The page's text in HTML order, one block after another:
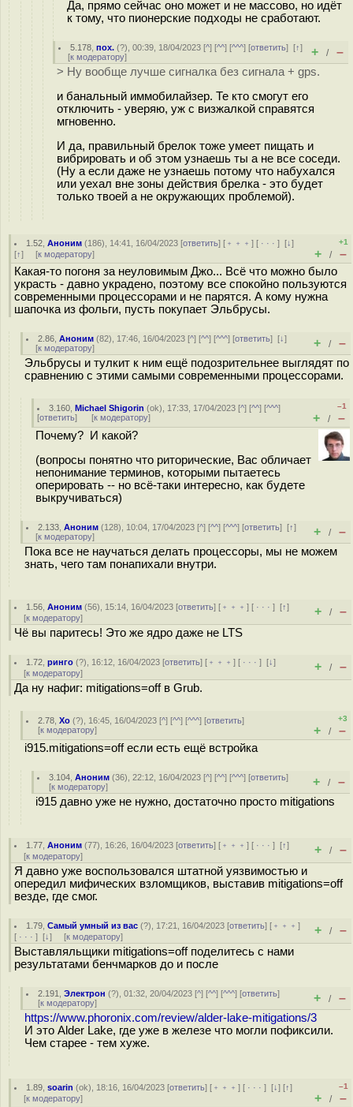
Да, прямо сейчас оно может и не массово, но идёт
к тому, что пионерские подходы не сработают.
5.178 ,пох. (?), 00:39, 18/04/2023 [^] [^^] [^^^] [ответить][↑]
[к модератору] + / –
> Ну вообще лучше сигналка без сигнала + gps.
и банальный иммобилайзер. Те кто смогут его
отключить - уверяю, уж с визжалкой справятся
мгновенно.
И да, правильный брелок тоже умеет пищать и
вибрировать и об этом узнаешь ты а не все соседи.
(Ну а если даже не узнаешь потому что набухался
или уехал вне зоны действия брелка - это будет
только твоей а не окружающих проблемой).
1.52 ,Аноним (186), 14:41, 16/04/2023 [ответить] [ ﹢﹢﹢] [ · · ·][↓]
[↑] [к модератору]
+1
+ / –
Какая-то погоня за неуловимым Джо... Всё что можно было
украсть - давно украдено, поэтому все спокойно пользуются
современными процессорами и не парятся. А кому нужна
шапочка из фольги, пусть покупает Эльбрусы.
2.86 ,Аноним (82), 17:46, 16/04/2023 [^] [^^] [^^^] [ответить][↓]
[к модератору] + / –
Эльбрусы и тулкит к ним ещё подозрительнее выглядят по
сравнению с этими самыми современными процессорами.
3.160 ,Michael Shigorin (ok), 17:33, 17/04/2023 [^] [^^] [^^^]
[ответить] [к модератору]
–1
+ / –
Почему? И какой?
(вопросы понятно что риторические, Вас обличает
непонимание терминов, которыми пытаетесь
оперировать -- но всё-таки интересно, как будете
выкручиваться)
2.133 ,Аноним (128), 10:04, 17/04/2023 [^] [^^] [^^^] [ответить][↑]
[к модератору] + / –
Пока все не научаться делать процессоры, мы не можем
знать, чего там понапихали внутри.
1.56 ,Аноним (56), 15:14, 16/04/2023 [ответить] [ ﹢﹢﹢] [ · · ·][↑]
[к модератору] + / –
Чё вы паритесь! Это же ядро даже не LTS
1.72 ,ринго (?), 16:12, 16/04/2023 [ответить] [ ﹢﹢﹢] [ · · ·][↓]
[к модератору] + / –
Да ну нафиг: mitigations=off в Grub.
2.78 ,Xo (?), 16:45, 16/04/2023 [^] [^^] [^^^] [ответить]
[к модератору]
+3
+ / –
i915.mitigations=off если есть ещё встройка
3.104 ,Аноним (36), 22:12, 16/04/2023 [^] [^^] [^^^] [ответить]
[к модератору] + / –
i915 давно уже не нужно, достаточно просто mitigations
1.77 ,Аноним (77), 16:26, 16/04/2023 [ответить] [ ﹢﹢﹢] [ · · ·][↑]
[к модератору] + / –
Я давно уже воспользовался штатной уязвимостью и
опередил мифических взломщиков, выставив mitigations=off
везде, где смог.
1.79 ,Самый умный из вас (?), 17:21, 16/04/2023 [ответить] [ ﹢﹢﹢]
[ · · · ] [↓] [к модератору] + / –
Выставляльщики mitigations=off поделитесь с нами
результатами бенчмарков до и после
2.191 ,Электрон (?), 01:32, 20/04/2023 [^] [^^] [^^^] [ответить]
[к модератору] + / –
https://www.phoronix.com/review/alder-lake-mitigations/3
И это Alder Lake, где уже в железе что могли пофиксили.
Чем старее - тем хуже.
1.89 ,soarin (ok), 18:16, 16/04/2023 [ответить] [ ﹢﹢﹢] [ · · ·][↓] [↑]
[к модератору]
–1
+ / –